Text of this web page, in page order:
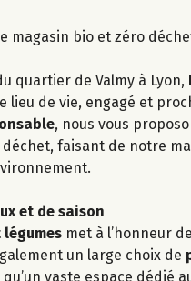
magasin bio et zéro
quartier de Valmy à Lyon,
lieu de vie, engagé et
, nous vous
faisant de notre
et de saison
met à l’honneur
un large choix de
qu’un vaste espace dédié